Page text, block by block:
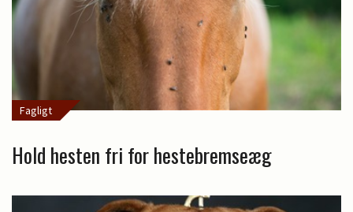
Fagligt
Hold hesten fri for hestebremseæg